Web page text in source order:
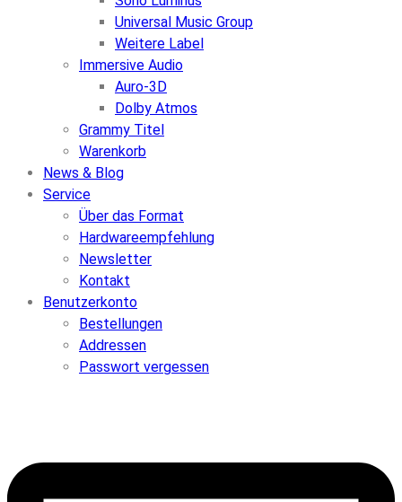
Universal Music Group
Weitere Label
Immersive Audio
Auro-3D
Dolby Atmos
Grammy Titel
Warenkorb
News & Blog
Service
Über das Format
Hardwareempfehlung
Newsletter
Kontakt
Benutzerkonto
Bestellungen
Addressen
Passwort vergessen